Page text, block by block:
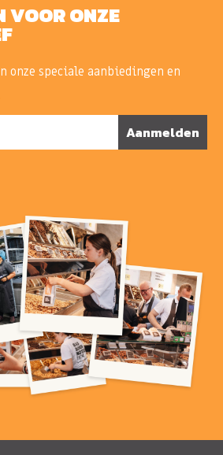
VOOR ONZE
onze speciale aanbiedingen en
Aanmelden